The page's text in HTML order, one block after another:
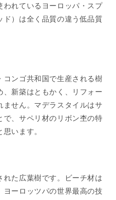
われているヨーロッパ・スプ
）は全く品質の違う低品質
ンゴ共和国で生産される樹
新築はともかく、リフォー
せん。マデラスタイルはサ
、サペリ材のリボン杢の特
います。
た広葉樹です。ビーチ材は
ーロッツパの世界最高の技